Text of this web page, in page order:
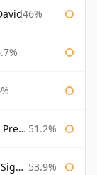
46%
51.2%
53.9%